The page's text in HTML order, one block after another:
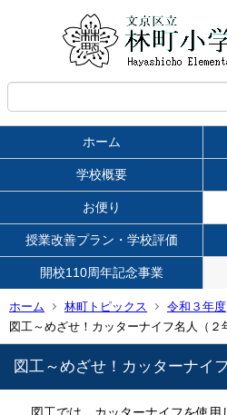
ホーム
学校概要
お便り
授業改善プラン・学校評価
開校110周年記念事業
ホーム 林町トピックス
令和３年度
図工～めざせ！カッターナイフ名人（２
図工～めざせ！カッターナイ